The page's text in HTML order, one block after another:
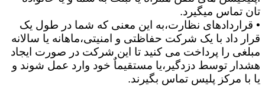
تان تماس میگیرد.
• قراردادهای نظارت،به این معنی که شما در طول یک
قرار داد با یک شرکت حفاظتی و امنیتی،ماهانه یا سالانه
مبلغی را پرداخت می کنید تا این شرکت در صورت ایجاد
هشدار توسط دزدگیر،یا مستقیماٌ خود وارد عمل شوند و
یا با مرکز پلیس تماس بگیرند.